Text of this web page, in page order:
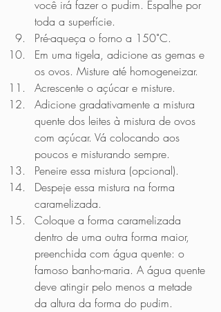
você irá fazer o pudim. Espalhe por
toda a superfície.
Pré-aqueça o forno a 150˚C.
Em uma tigela, adicione as gemas e
os ovos. Misture até homogeneizar.
Acrescente o açúcar e misture.
Adicione gradativamente a mistura
quente dos leites à mistura de ovos
com açúcar. Vá colocando aos
poucos e misturando sempre.
Peneire essa mistura (opcional).
Despeje essa mistura na forma
caramelizada.
Coloque a forma caramelizada
dentro de uma outra forma maior,
preenchida com água quente: o
famoso banho-maria. A água quente
deve atingir pelo menos a metade
da altura da forma do pudim.